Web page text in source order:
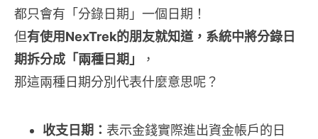
都只會有「分錄日期」一個日期！
但有使用NexTrek的朋友就知道，系統中將分錄日
期拆分成「兩種日期」
，
那這兩種日期分別代表什麼意思呢？
收支日期： 表示金錢實際進出資金帳戶的日